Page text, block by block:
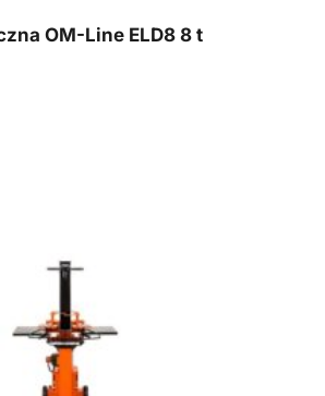
OM-Line ELD8 8 t